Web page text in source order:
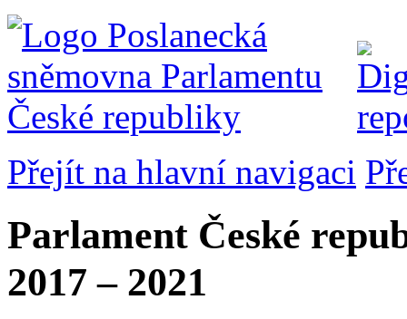
Přejít na hlavní navigaci
Parlament České
2017 – 2021